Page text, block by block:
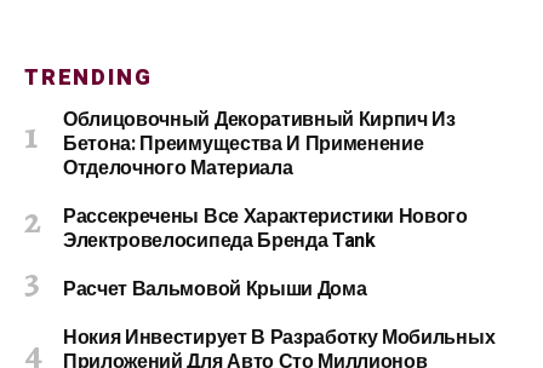
TRENDING
Облицовочный Декоративный Кирпич Из
Бетона: Преимущества И Применение
Отделочного Материала
Рассекречены Все Характеристики Нового
Электровелосипеда Бренда Tank
Расчет Вальмовой Крыши Дома
Нокия Инвестирует В Разработку Мобильных
Приложений Для Авто Сто Миллионов